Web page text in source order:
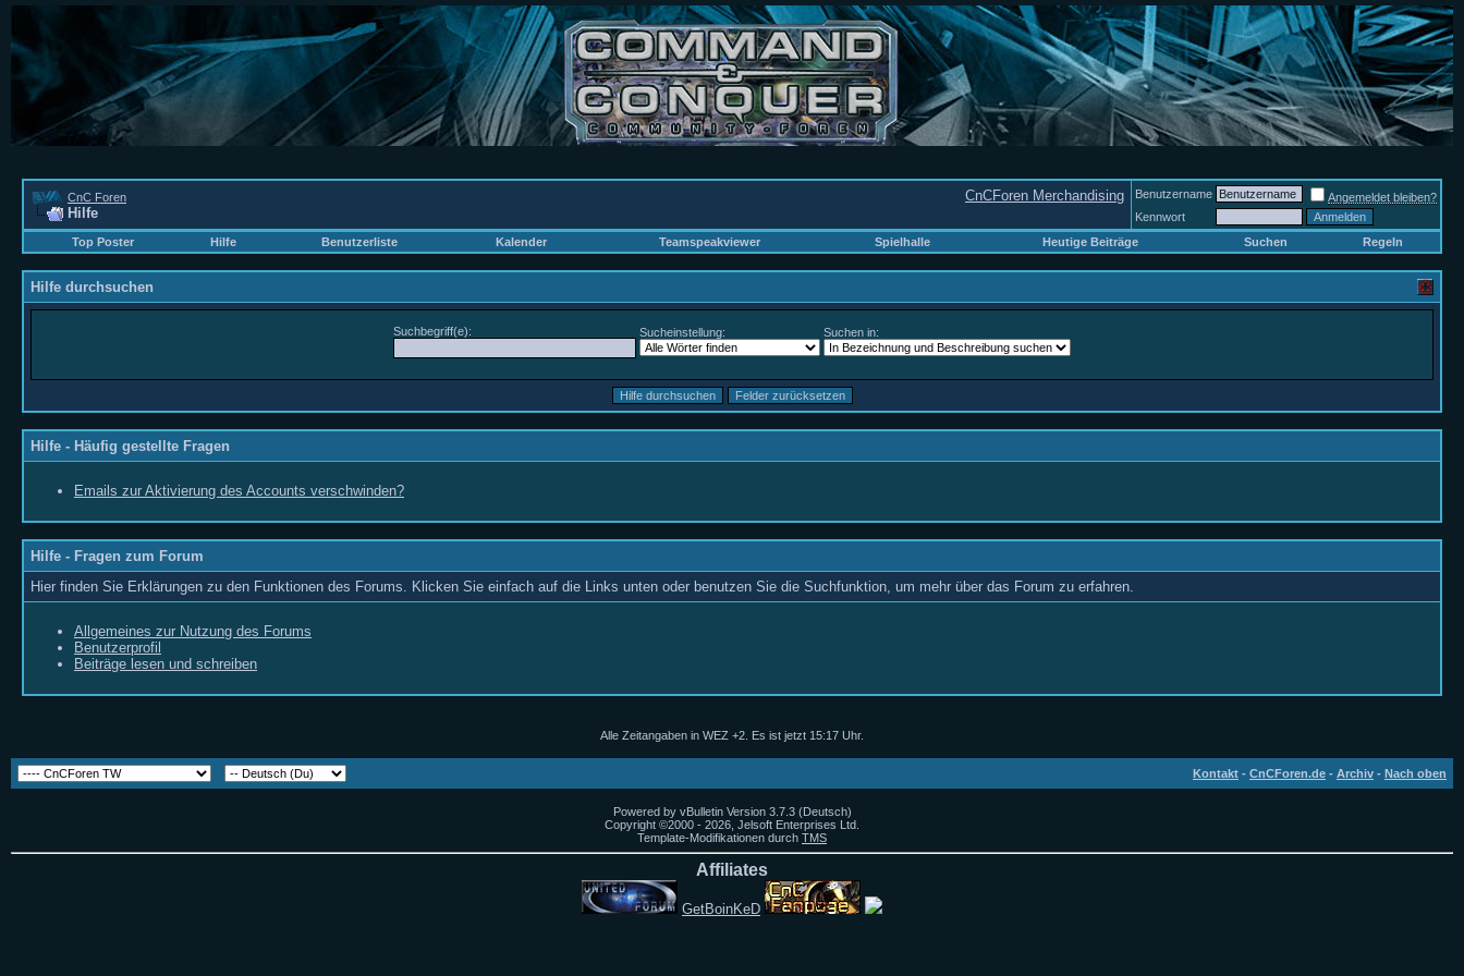
CnCForen Merchandising
CnC Foren
Hilfe
Benutzername
Angemeldet bleiben?
Kennwort
Top Poster
Hilfe Benutzerliste Kalender Teamspeakviewer Spielhalle Heutige Beiträge Suchen Regeln
Hilfe durchsuchen
Suchbegriff(e): Sucheinstellung: Suchen in:
Hilfe - Häufig gestellte Fragen
Emails zur Aktivierung des Accounts verschwinden?
Hilfe - Fragen zum Forum
Hier finden Sie Erklärungen zu den Funktionen des Forums. Klicken Sie einfach auf die Links unten oder benutzen Sie die Suchfunktion, um mehr über das Forum zu erfahren.
Allgemeines zur Nutzung des Forums
Benutzerprofil
Beiträge lesen und schreiben
Alle Zeitangaben in WEZ +2. Es ist jetzt 15:17 Uhr.
Kontakt - CnCForen.de - Archiv - Nach oben
Powered by vBulletin Version 3.7.3 (Deutsch)
Copyright ©2000 - 2026, Jelsoft Enterprises Ltd.
Template-Modifikationen durch TMS
Affiliates
GetBoinKeD